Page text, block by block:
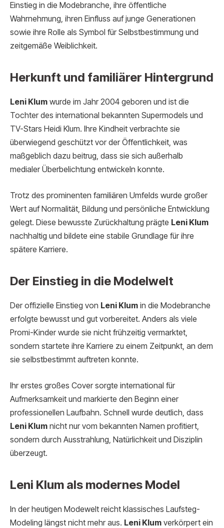
Einstieg in die Modebranche, ihre öffentliche
Wahrnehmung, ihren Einfluss auf junge Generationen
sowie ihre Rolle als Symbol für Selbstbestimmung und
zeitgemäße Weiblichkeit.
Herkunft und familiärer Hintergrund
Leni Klum wurde im Jahr 2004 geboren und ist die
Tochter des international bekannten Supermodels und
TV-Stars Heidi Klum. Ihre Kindheit verbrachte sie
überwiegend geschützt vor der Öffentlichkeit, was
maßgeblich dazu beitrug, dass sie sich außerhalb
medialer Überbelichtung entwickeln konnte.
Trotz des prominenten familiären Umfelds wurde großer
Wert auf Normalität, Bildung und persönliche Entwicklung
gelegt. Diese bewusste Zurückhaltung prägte Leni Klum
nachhaltig und bildete eine stabile Grundlage für ihre
spätere Karriere.
Der Einstieg in die Modelwelt
Der offizielle Einstieg von Leni Klum in die Modebranche
erfolgte bewusst und gut vorbereitet. Anders als viele
Promi-Kinder wurde sie nicht frühzeitig vermarktet,
sondern startete ihre Karriere zu einem Zeitpunkt, an dem
sie selbstbestimmt auftreten konnte.
Ihr erstes großes Cover sorgte international für
Aufmerksamkeit und markierte den Beginn einer
professionellen Laufbahn. Schnell wurde deutlich, dass
Leni Klum nicht nur vom bekannten Namen profitiert,
sondern durch Ausstrahlung, Natürlichkeit und Disziplin
überzeugt.
Leni Klum als modernes Model
In der heutigen Modewelt reicht klassisches Laufsteg-
Modeling längst nicht mehr aus. Leni Klum verkörpert ein